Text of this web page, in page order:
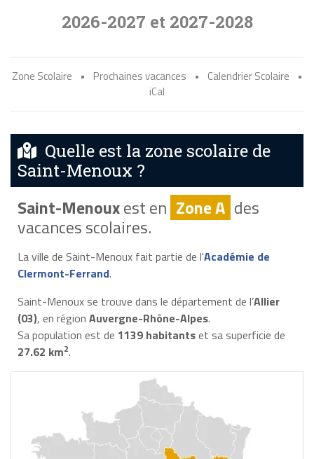
2026-2027 et 2027-2028
Zone Scolaire • Prochaines vacances • Calendrier Scolaire
•
iCal
Quelle est la zone scolaire de
Saint-Menoux ?
Saint-Menouxest en Zone A des
vacances scolaires.
La ville de Saint-Menoux fait partie de l'Académie de
Clermont-Ferrand.
Saint-Menoux se trouve dans le département de l’Allier
(03), en région Auvergne-Rhône-Alpes.
Sa population est de 1139 habitantset sa superficie de
27.62 km2.